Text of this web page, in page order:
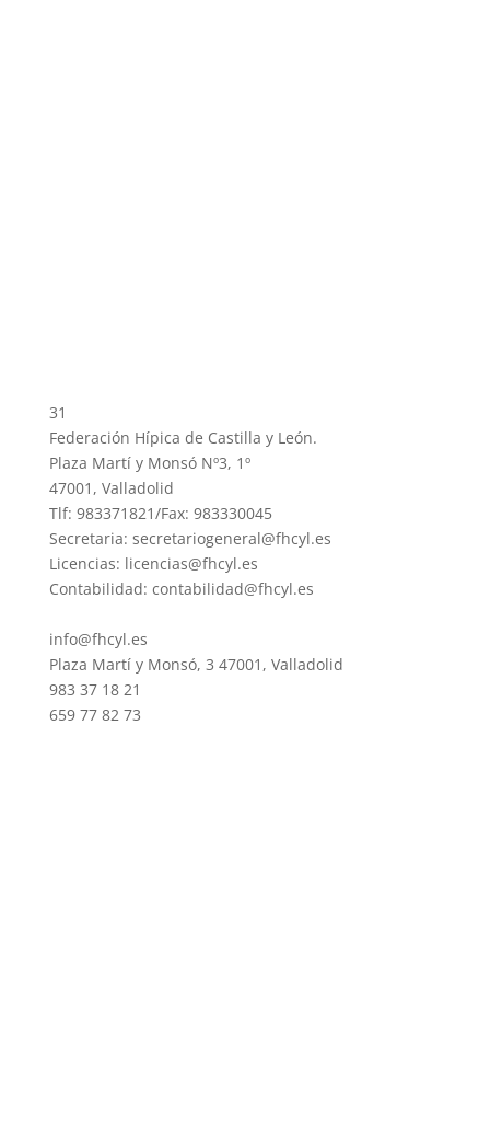
31
Federación Hípica de Castilla y León.
Plaza Martí y Monsó Nº3, 1º
47001, Valladolid
Tlf: 983371821/Fax: 983330045
Secretaria: secretariogeneral@fhcyl.es
Licencias: licencias@fhcyl.es
Contabilidad: contabilidad@fhcyl.es
info@fhcyl.es
Plaza Martí y Monsó, 3 47001, Valladolid
983 37 18 21
659 77 82 73